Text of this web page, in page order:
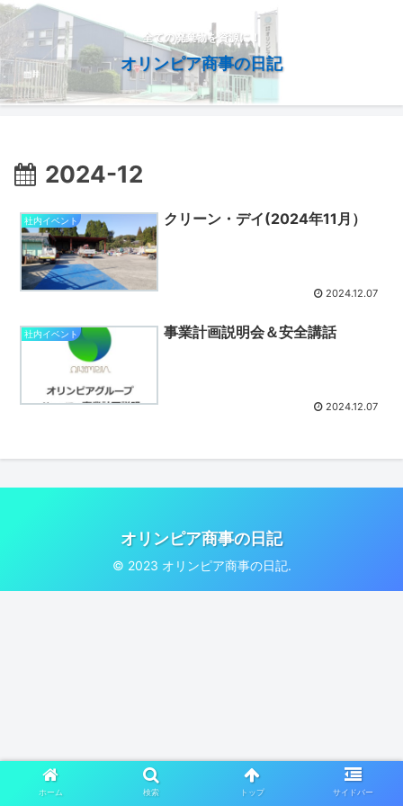
全ての廃棄物を資源に！
オリンピア商事の日記
2024-12
社内イベント クリーン・デイ(2024年11月）
2024.12.07
社内イベント 事業計画説明会＆安全講話
2024.12.07
オリンピア商事の日記
© 2023 オリンピア商事の日記.
ホーム 検索 トップ サイドバー